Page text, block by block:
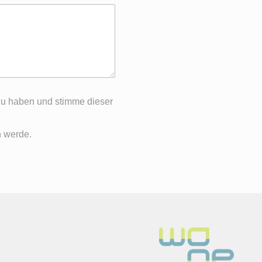
haben und stimme dieser
werde.